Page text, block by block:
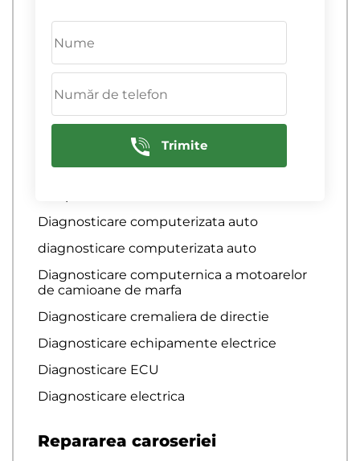
Diagnosticare computerizata a
autoturismului la domiciliu
Diagnosticare computerizata a
diagnosticare computerizata a motorului
Diagnosticare computerizata a sistemelor
Diagnosticare computerizata auto
diagnosticare computerizata auto
Diagnosticare computernica a motoarelor
de camioane de marfa
Diagnosticare cremaliera de directie
Diagnosticare echipamente electrice
Diagnosticare ECU
Diagnosticare electrica
Repararea caroseriei
Trimite